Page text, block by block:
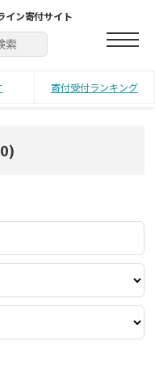
イン寄付サイト
寄付受付ランキング
0)